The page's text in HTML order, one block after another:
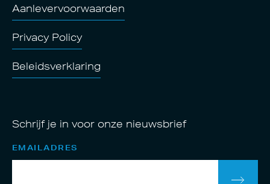
Aanlevervoorwaarden
Privacy Policy
Beleidsverklaring
Schrijf je in voor onze nieuwsbrief
EMAILADRES